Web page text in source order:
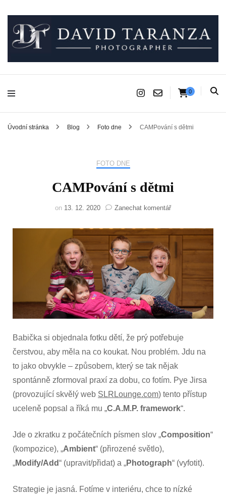
David Taranza
Fotograf pro chvíle, na kterých záleží.
0
Úvodní stránka Blog Foto dne CAMPování s dětmi
FOTO DNE
CAMPování s dětmi
on 13. 12. 2020 Zanechat komentářna
s
dětmi
Babička si objednala fotku dětí, že prý potřebuje
čerstvou, aby měla na co koukat. Nou problém. Jdu na
to jako obvykle – způsobem, který se tak nějak
spontánně zformoval praxí za dobu, co fotím. Pye Jirsa
(provozující skvělý web SLRLounge.com) tento přístup
uceleně popsal a říká mu „C.A.M.P. framework“.
Jde o zkratku z počátečních písmen slov „Composition“
(kompozice), „Ambient“ (přirozené světlo),
„Modify/Add“ (upravit/přidat) a „Photograph“ (vyfotit).
Strategie je jasná. Fotíme v interiéru, chce to nízké